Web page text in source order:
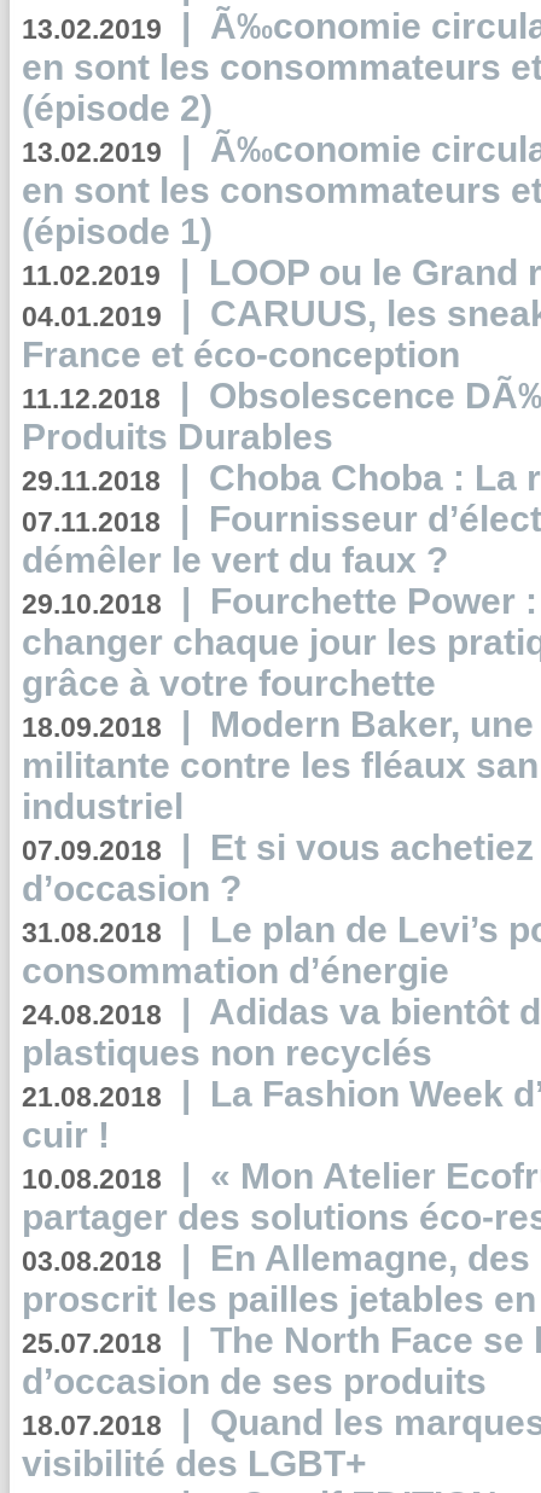
13.02.2019 | Ã‰conomie
en sont les consommateurs
(épisode 2)
13.02.2019 | Ã‰conomie
en sont les consommateurs
(épisode 1)
11.02.2019 | LOOP ou le Grand
04.01.2019 | CARUUS, les
France et éco-conception
11.12.2018 | Obsolescence
Produits Durables
29.11.2018 | Choba Choba : La
07.11.2018 | Fournisseur
démêler le vert du faux ?
29.10.2018 | Fourchette Power
changer chaque jour les
grâce à votre fourchette
18.09.2018 | Modern Baker,
militante contre les fléaux
industriel
07.09.2018 | Et si vous
d’occasion ?
31.08.2018 | Le plan de Levi’s
consommation d’énergie
24.08.2018 | Adidas va bientôt
plastiques non recyclés
21.08.2018 | La Fashion Week
cuir !
10.08.2018 | « Mon Atelier
partager des solutions éco-
03.08.2018 | En Allemagne,
proscrit les pailles jetables
25.07.2018 | The North Face se
d’occasion de ses produits
18.07.2018 | Quand les
visibilité des LGBT+